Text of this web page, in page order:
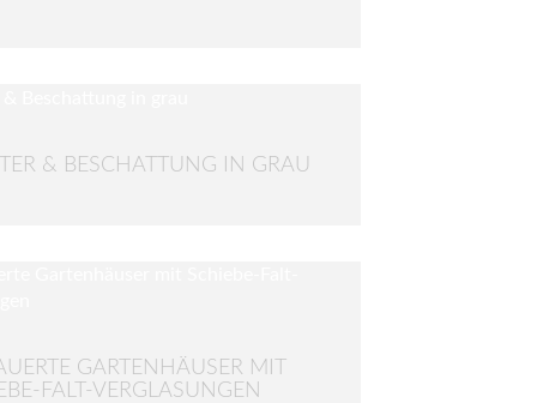
& BESCHATTUNG IN GRAU
GARTENHÄUSER MIT
FALT-VERGLASUNGEN